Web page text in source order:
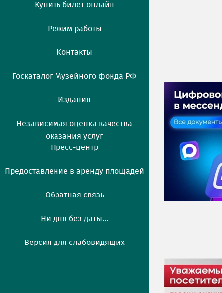
Купить билет онлайн
Режим работы
Контакты
Госкаталог Музейного фонда РФ
Издания
Независимая оценка качества
оказания услуг
Пресс-центр
Предоставление в аренду площадей
Обратная связь
Ни дня без даты...
Версия для слабовидящих